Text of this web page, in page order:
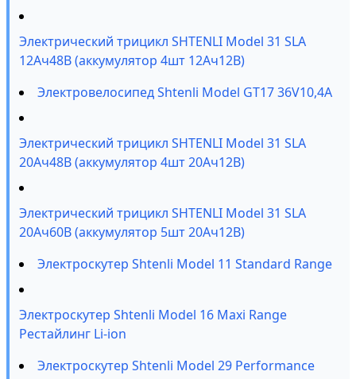
Электрический трицикл SHTENLI Model 31 SLA
12Ач48В (аккумулятор 4шт 12Ач12В)
Электровелосипед Shtenli Model GT17 36V10,4А
Электрический трицикл SHTENLI Model 31 SLA
20Ач48В (аккумулятор 4шт 20Ач12В)
Электрический трицикл SHTENLI Model 31 SLA
20Ач60В (аккумулятор 5шт 20Ач12В)
Электроскутер Shtenli Model 11 Standard Range
Электроскутер Shtenli Model 16 Maxi Range
Рестайлинг Li-ion
Электроскутер Shtenli Model 29 Performance